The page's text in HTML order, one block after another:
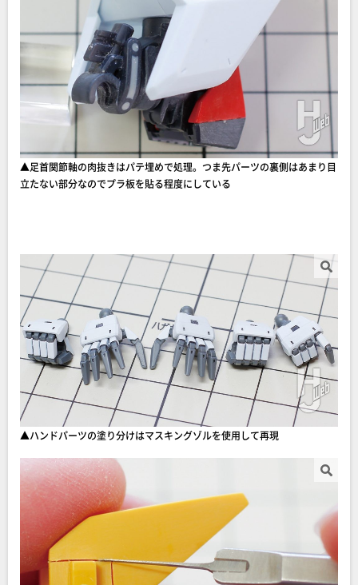
▲足首関節軸の肉抜きはパテ埋めで処理。つま先パーツの裏側はあまり目
立たない部分なのでプラ板を貼る程度にしている
▲ハンドパーツの塗り分けはマスキングゾルを使用して再現